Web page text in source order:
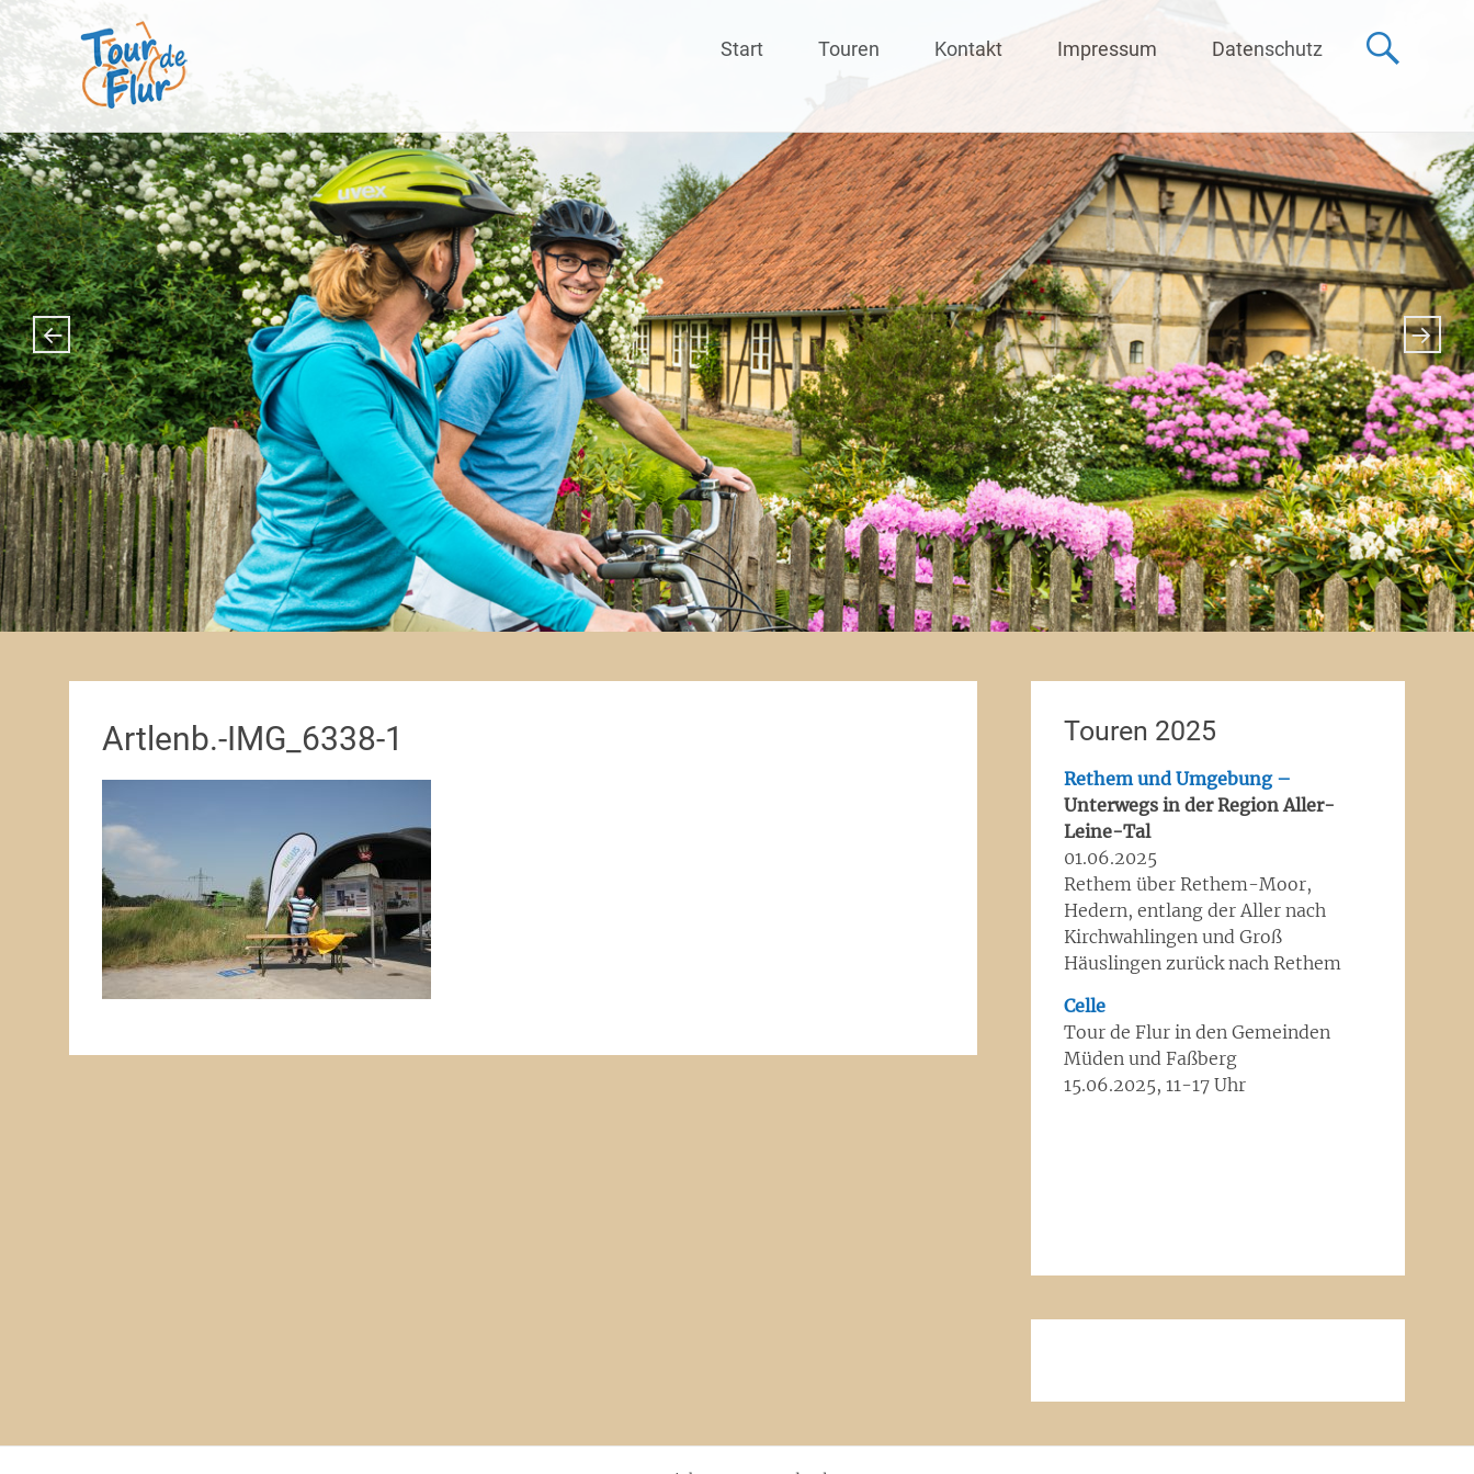
to
Start Touren Kontakt Impressum Datenschutz
Artlenb.-IMG_6338-1 Touren 2025
Rethem und Umgebung –
Unterwegs in der Region Aller-
Leine-Tal
01.06.2025
Rethem über Rethem-Moor,
Hedern, entlang der Aller nach
Kirchwahlingen und Groß
Häuslingen zurück nach Rethem
Celle
Tour de Flur in den Gemeinden
Müden und Faßberg
15.06.2025, 11-17 Uhr